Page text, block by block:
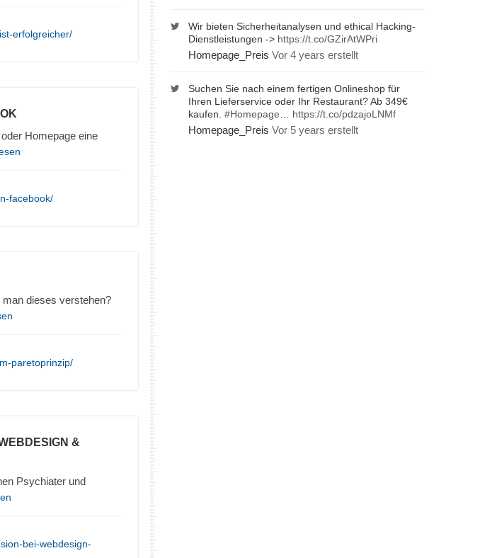
erfolgreicher/
Homepage eine
facebook/
dieses verstehen?
paretoprinzip/
&
Psychiater und
bei-webdesign-
Wir bieten Sicherheitanalysen und ethical Hacking-
Dienstleistungen -> https://t.co/GZirAtWPri
Homepage_Preis Vor 4 years erstellt
Suchen Sie nach einem fertigen Onlineshop für
Ihren Lieferservice oder Ihr Restaurant? Ab 349€
kaufen. #Homepage https://t.co/pdzajoLNMf
Homepage_Preis Vor 5 years erstellt